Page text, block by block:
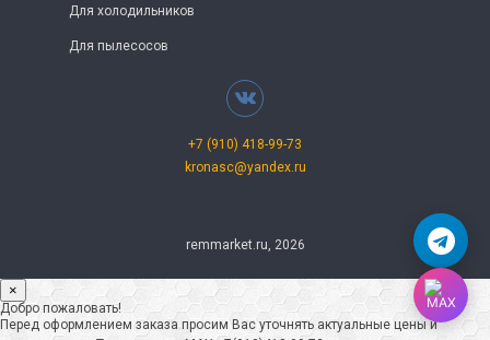
Для холодильников
Для пылесосов
+7 (910) 418-99-73
kronasc@yandex.ru
remmarket.ru, 2026
×
Добро пожаловать!
Перед оформлением заказа просим Вас уточнять актуальные цены и